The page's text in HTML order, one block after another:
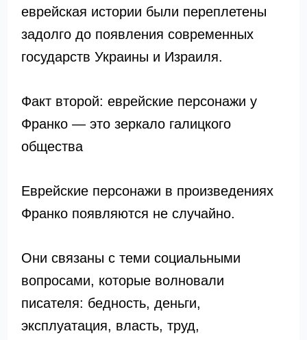
еврейская истории были переплетены
задолго до появления современных
государств Украины и Израиля.
Факт второй: еврейские персонажи у
Франко — это зеркало галицкого
общества
Еврейские персонажи в произведениях
Франко появляются не случайно.
Они связаны с теми социальными
вопросами, которые волновали
писателя: бедность, деньги,
эксплуатация, власть, труд,